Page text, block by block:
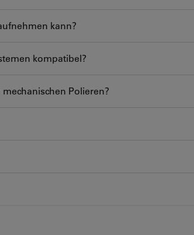
kann?
kompatibel?
Polieren?